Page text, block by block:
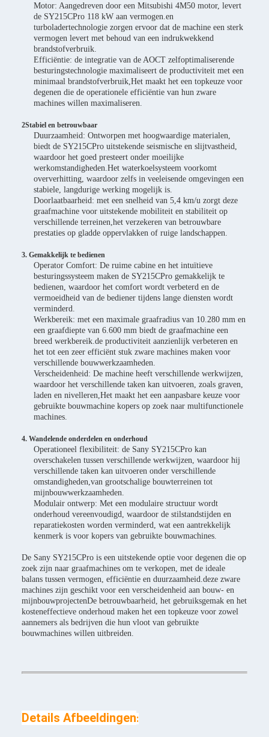
Motor: Aangedreven door een Mitsubishi 4M50 motor, levert
de SY215CPro 118 kW aan vermogen.en
turboladertechnologie zorgen ervoor dat de machine een sterk
vermogen levert met behoud van een indrukwekkend
brandstofverbruik.
Efficiëntie: de integratie van de AOCT zelfoptimaliserende
besturingstechnologie maximaliseert de productiviteit met een
minimaal brandstofverbruik,Het maakt het een topkeuze voor
degenen die de operationele efficiëntie van hun zware
machines willen maximaliseren.
2Stabiel en betrouwbaar
Duurzaamheid: Ontworpen met hoogwaardige materialen,
biedt de SY215CPro uitstekende seismische en slijtvastheid,
waardoor het goed presteert onder moeilijke
werkomstandigheden.Het waterkoelsysteem voorkomt
oververhitting, waardoor zelfs in veeleisende omgevingen een
stabiele, langdurige werking mogelijk is.
Doorlaatbaarheid: met een snelheid van 5,4 km/u zorgt deze
graafmachine voor uitstekende mobiliteit en stabiliteit op
verschillende terreinen,het verzekeren van betrouwbare
prestaties op gladde oppervlakken of ruige landschappen.
3. Gemakkelijk te bedienen
Operator Comfort: De ruime cabine en het intuïtieve
besturingssysteem maken de SY215CPro gemakkelijk te
bedienen, waardoor het comfort wordt verbeterd en de
vermoeidheid van de bediener tijdens lange diensten wordt
verminderd.
Werkbereik: met een maximale graafradius van 10.280 mm en
een graafdiepte van 6.600 mm biedt de graafmachine een
breed werkbereik.de productiviteit aanzienlijk verbeteren en
het tot een zeer efficiënt stuk zware machines maken voor
verschillende bouwwerkzaamheden.
Verscheidenheid: De machine heeft verschillende werkwijzen,
waardoor het verschillende taken kan uitvoeren, zoals graven,
laden en nivelleren,Het maakt het een aanpasbare keuze voor
gebruikte bouwmachine kopers op zoek naar multifunctionele
machines.
4. Wandelende onderdelen en onderhoud
Operationeel flexibiliteit: de Sany SY215CPro kan
overschakelen tussen verschillende werkwijzen, waardoor hij
verschillende taken kan uitvoeren onder verschillende
omstandigheden,van grootschalige bouwterreinen tot
mijnbouwwerkzaamheden.
Modulair ontwerp: Met een modulaire structuur wordt
onderhoud vereenvoudigd, waardoor de stilstandstijden en
reparatiekosten worden verminderd, wat een aantrekkelijk
kenmerk is voor kopers van gebruikte bouwmachines.
De Sany SY215CPro is een uitstekende optie voor degenen die op
zoek zijn naar graafmachines om te verkopen, met de ideale
balans tussen vermogen, efficiëntie en duurzaamheid.deze zware
machines zijn geschikt voor een verscheidenheid aan bouw- en
mijnbouwprojectenDe betrouwbaarheid, het gebruiksgemak en het
kosteneffectieve onderhoud maken het een topkeuze voor zowel
aannemers als bedrijven die hun vloot van gebruikte
bouwmachines willen uitbreiden.
Details Afbeeldingen: